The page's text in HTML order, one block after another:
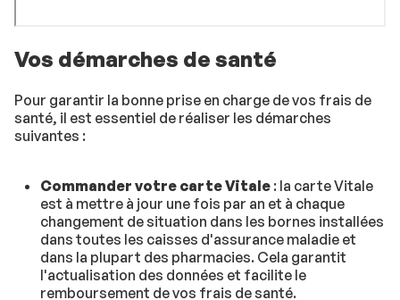
Vos démarches de santé
Pour garantir la bonne prise en charge de vos frais de
santé, il est essentiel de réaliser les démarches
suivantes :
Commander votre carte Vitale: la carte Vitale
est à mettre à jour une fois par an et à chaque
changement de situation dans les bornes installées
dans toutes les caisses d'assurance maladie et
dans la plupart des pharmacies. Cela garantit
l'actualisation des données et facilite le
remboursement de vos frais de santé.